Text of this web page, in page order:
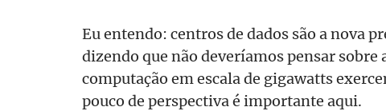
Eu entendo: centros de dados são a nova
dizendo que não deveríamos pensar sobre
computação em escala de gigawatts
pouco de perspectiva é importante aqui.